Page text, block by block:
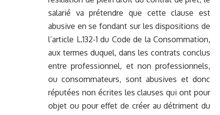
salarié va prétendre que cette clause est
abusive en se fondant sur les dispositions de
l’article L.132-1 du Code de la Consommation,
aux termes duquel, dans les contrats conclus
entre professionnel, et non professionnels,
ou consommateurs, sont abusives et donc
réputées non écrites les clauses qui ont pour
objet ou pour effet de créer au détriment du